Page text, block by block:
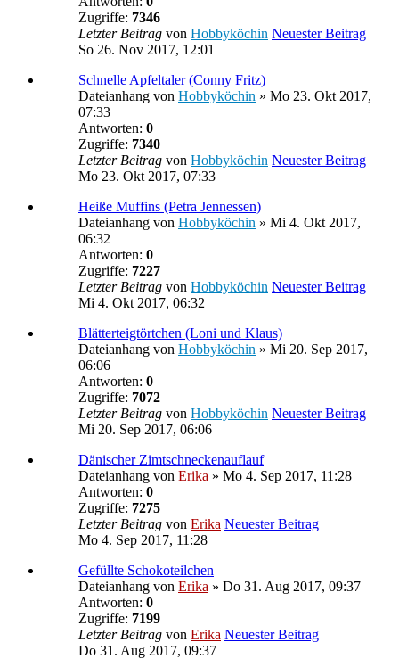
Zugriffe: 7346
Letzter Beitrag von Hobbyköchin Neuester Beitrag
So 26. Nov 2017, 12:01
Schnelle Apfeltaler (Conny Fritz)
Dateianhang von Hobbyköchin » Mo 23. Okt 2017,
07:33
Antworten: 0
Zugriffe: 7340
Letzter Beitrag von Hobbyköchin Neuester Beitrag
Mo 23. Okt 2017, 07:33
Heiße Muffins (Petra Jennessen)
Dateianhang von Hobbyköchin » Mi 4. Okt 2017,
06:32
Antworten: 0
Zugriffe: 7227
Letzter Beitrag von Hobbyköchin Neuester Beitrag
Mi 4. Okt 2017, 06:32
Blätterteigtörtchen (Loni und Klaus)
Dateianhang von Hobbyköchin » Mi 20. Sep 2017,
06:06
Antworten: 0
Zugriffe: 7072
Letzter Beitrag von Hobbyköchin Neuester Beitrag
Mi 20. Sep 2017, 06:06
Dänischer Zimtschneckenauflauf
Dateianhang von Erika » Mo 4. Sep 2017, 11:28
Antworten: 0
Zugriffe: 7275
Letzter Beitrag von Erika Neuester Beitrag
Mo 4. Sep 2017, 11:28
Gefüllte Schokoteilchen
Dateianhang von Erika » Do 31. Aug 2017, 09:37
Antworten: 0
Zugriffe: 7199
Letzter Beitrag von Erika Neuester Beitrag
Do 31. Aug 2017, 09:37